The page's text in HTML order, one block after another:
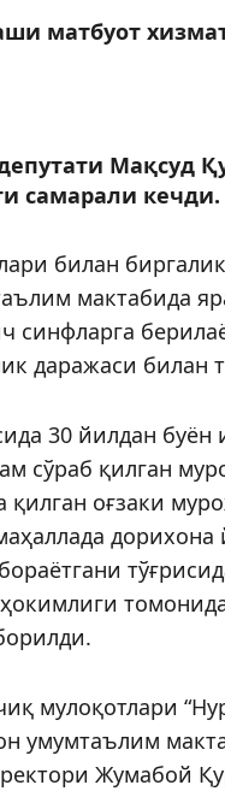
матбуот
Мақсуд
самарали кечди.
билан
мактабида
даражаси билан
30 йилдан буён
сўраб қилган
оғзаки
дорихона
мулоқотлари
умумтаълим
Жумабой